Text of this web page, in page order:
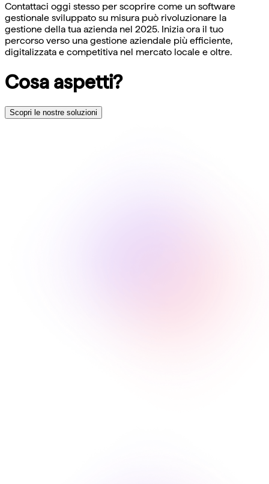
Contattaci oggi stesso per scoprire come un software
gestionale sviluppato su misura può rivoluzionare la
gestione della tua azienda nel 2025. Inizia ora il tuo
percorso verso una gestione aziendale più efficiente,
digitalizzata e competitiva nel mercato locale e oltre.
Cosa aspetti?
Scopri le nostre soluzioni